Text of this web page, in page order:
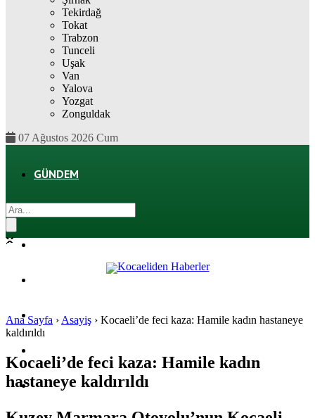
Tekirdağ
Tokat
Trabzon
Tunceli
Uşak
Van
Yalova
Yozgat
Zonguldak
07 Ağustos 2026 Cum
GÜNDEM
SPOR
SAĞLIK
Ana Sayfa › Asayiş › Kocaeli’de feci kaza: Hamile kadın hastaneye
kaldırıldı
Kocaeli’de feci kaza: Hamile kadın
hastaneye kaldırıldı